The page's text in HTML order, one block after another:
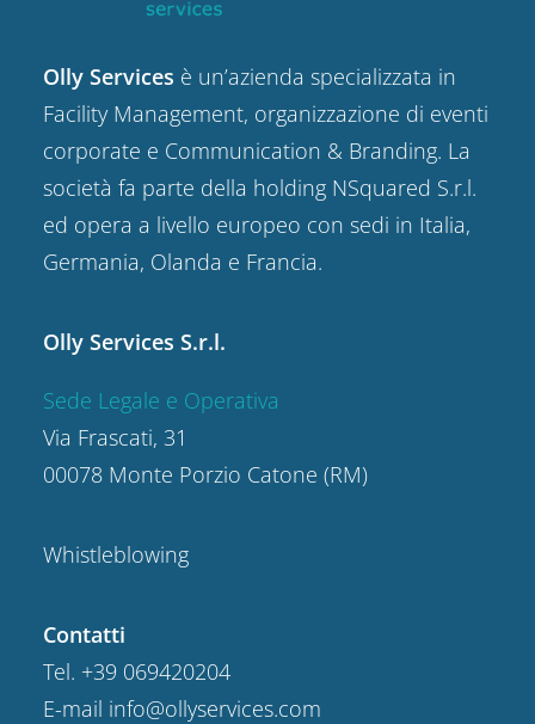
Olly Services è un’azienda specializzata in
Facility Management, organizzazione di eventi
corporate e Communication & Branding. La
società fa parte della holding NSquared S.r.l.
ed opera a livello europeo con sedi in Italia,
Germania, Olanda e Francia.
Olly Services S.r.l.
Sede Legale e Operativa
Via Frascati, 31
00078 Monte Porzio Catone (RM)
Whistleblowing
Contatti
Tel. +39 069420204
E-mail info@ollyservices.com